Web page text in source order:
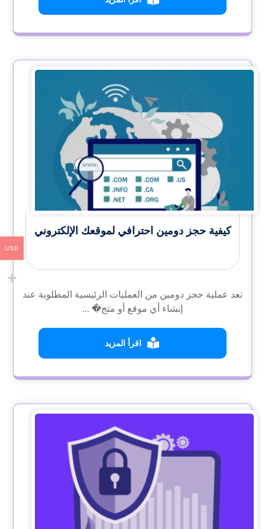
كيفية حجز دومين احترافي لموقعك الإلكتروني
تعد عملية حجز دومين من العمليات الرئيسية المطلوبة عند
إنشاء أي موقع أو متج� ...
اقرأ المزيد
USD